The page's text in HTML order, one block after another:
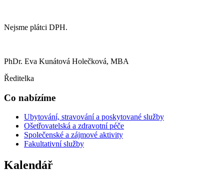
Nejsme plátci DPH.
PhDr. Eva Kunátová Holečková, MBA
Ředitelka
Co nabízíme
Ubytování, stravování a poskytované služby
Ošetřovatelská a zdravotní péče
Společenské a zájmové aktivity
Fakultativní služby
Kalendář